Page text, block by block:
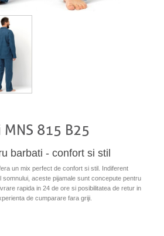
815 B25
barbati - confort si stil
un mix perfect de confort si stil. Indiferent
aceste pijamale sunt concepute pentru
rapida in 24 de ore si posibilitatea de retur in
de cumparare fara griji.